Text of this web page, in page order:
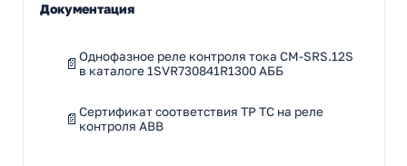
Документация
Однофазное реле контроля тока CM-SRS.12S
в каталоге 1SVR730841R1300 АББ
Сертификат соответствия ТР ТС на реле
контроля ABB